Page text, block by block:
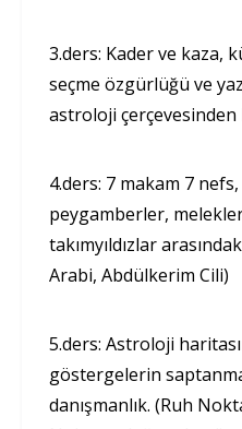
3.ders: Kader ve kaza,
seçme özgürlüğü ve
astroloji çerçevesinden
4.ders: 7 makam 7
peygamberler,
takımyıldızlar
Arabi, Abdülkerim Cili)
5.ders: Astroloji
göstergelerin
danışmanlık. (Ruh